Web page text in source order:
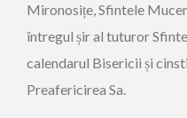
Mironosițe, Sfintele
întregul șir al tuturor
calendarul Bisericii și
Preafericirea Sa.